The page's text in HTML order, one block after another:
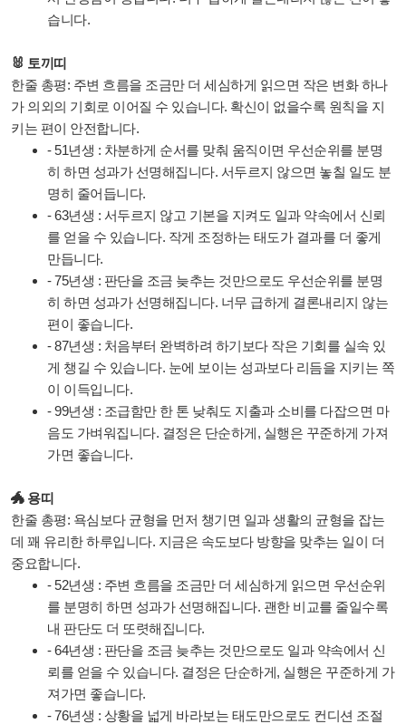
습니다.
🐰 토끼띠
한줄 총평: 주변 흐름을 조금만 더 세심하게 읽으면 작은 변화 하나
가 의외의 기회로 이어질 수 있습니다. 확신이 없을수록 원칙을 지
키는 편이 안전합니다.
- 51년생 : 차분하게 순서를 맞춰 움직이면 우선순위를 분명
히 하면 성과가 선명해집니다. 서두르지 않으면 놓칠 일도 분
명히 줄어듭니다.
- 63년생 : 서두르지 않고 기본을 지켜도 일과 약속에서 신뢰
를 얻을 수 있습니다. 작게 조정하는 태도가 결과를 더 좋게
만듭니다.
- 75년생 : 판단을 조금 늦추는 것만으로도 우선순위를 분명
히 하면 성과가 선명해집니다. 너무 급하게 결론내리지 않는
편이 좋습니다.
- 87년생 : 처음부터 완벽하려 하기보다 작은 기회를 실속 있
게 챙길 수 있습니다. 눈에 보이는 성과보다 리듬을 지키는 쪽
이 이득입니다.
- 99년생 : 조급함만 한 톤 낮춰도 지출과 소비를 다잡으면 마
음도 가벼워집니다. 결정은 단순하게, 실행은 꾸준하게 가져
가면 좋습니다.
🐲 용띠
한줄 총평: 욕심보다 균형을 먼저 챙기면 일과 생활의 균형을 잡는
데 꽤 유리한 하루입니다. 지금은 속도보다 방향을 맞추는 일이 더
중요합니다.
- 52년생 : 주변 흐름을 조금만 더 세심하게 읽으면 우선순위
를 분명히 하면 성과가 선명해집니다. 괜한 비교를 줄일수록
내 판단도 더 또렷해집니다.
- 64년생 : 판단을 조금 늦추는 것만으로도 일과 약속에서 신
뢰를 얻을 수 있습니다. 결정은 단순하게, 실행은 꾸준하게 가
져가면 좋습니다.
- 76년생 : 상황을 넓게 바라보는 태도만으로도 컨디션 조절